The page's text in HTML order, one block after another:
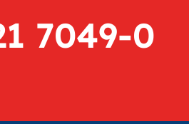
7049-0